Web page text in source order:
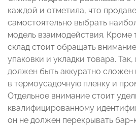
каждой и отметила, что
самостоятельно выбрать
модель взаимодействия. Кроме
склад стоит обращать
упаковки и укладки товара.
должен быть аккуратно сложен
в термоусадочную пленку и
Отдельное внимание стоит
квалифицированному
он не должен перекрывать бар-